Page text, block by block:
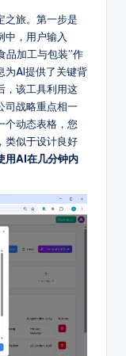
之旅。第一步是
中，用户输入
品加工与包装”作
为AI提供了关键背
，该工具利用这
司战略重点相一
个动态表格，您
类似于设计良好
用AI在几分钟内